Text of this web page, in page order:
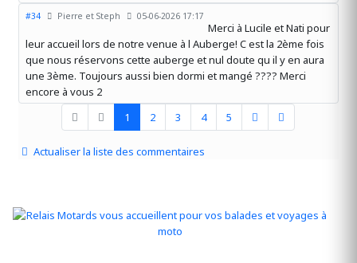
#34 Pierre et Steph 05-06-2026 17:17
Merci à Lucile et Nati pour
leur accueil lors de notre venue à l Auberge! C est la 2ème fois
que nous réservons cette auberge et nul doute qu il y en aura
une 3ème. Toujours aussi bien dormi et mangé ???? Merci
encore à vous 2
1
2 3 4 5
Actualiser la liste des commentaires